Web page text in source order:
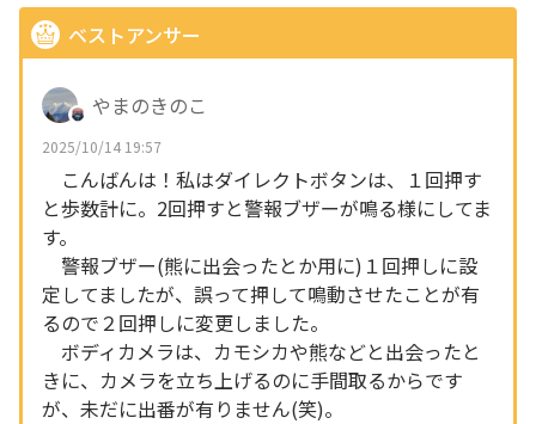
ベストアンサー
やまのきのこ
2025/10/14 19:57
こんばんは！私はダイレクトボタンは、１回押す
と歩数計に。2回押すと警報ブザーが鳴る様にしてま
す。
警報ブザー(熊に出会ったとか用に)１回押しに設
定してましたが、誤って押して鳴動させたことが有
るので２回押しに変更しました。
ボディカメラは、カモシカや熊などと出会ったと
きに、カメラを立ち上げるのに手間取るからです
が、未だに出番が有りません(笑)。